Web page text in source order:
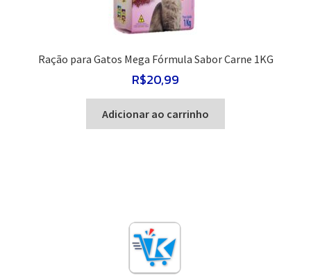
Ração para Gatos Mega Fórmula Sabor Carne 1KG
R$20,99
Adicionar ao carrinho